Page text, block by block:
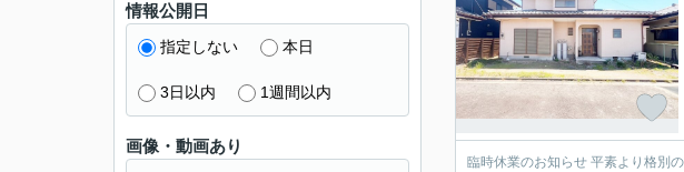
臨時休業のお知らせ 平素より格別のご愛顧を賜り、誠にありがとうございます。 誠に勝手ながら、社員旅行のため下記期間を休業とさせていただきま
情報公開日
指定しない 本日
3日以内 1週間以内
画像・動画あり